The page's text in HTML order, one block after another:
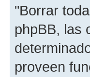
"Borrar
phpBB, las
proveen